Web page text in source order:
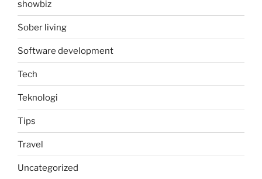
showbiz
Sober living
Software development
Tech
Teknologi
Tips
Travel
Uncategorized